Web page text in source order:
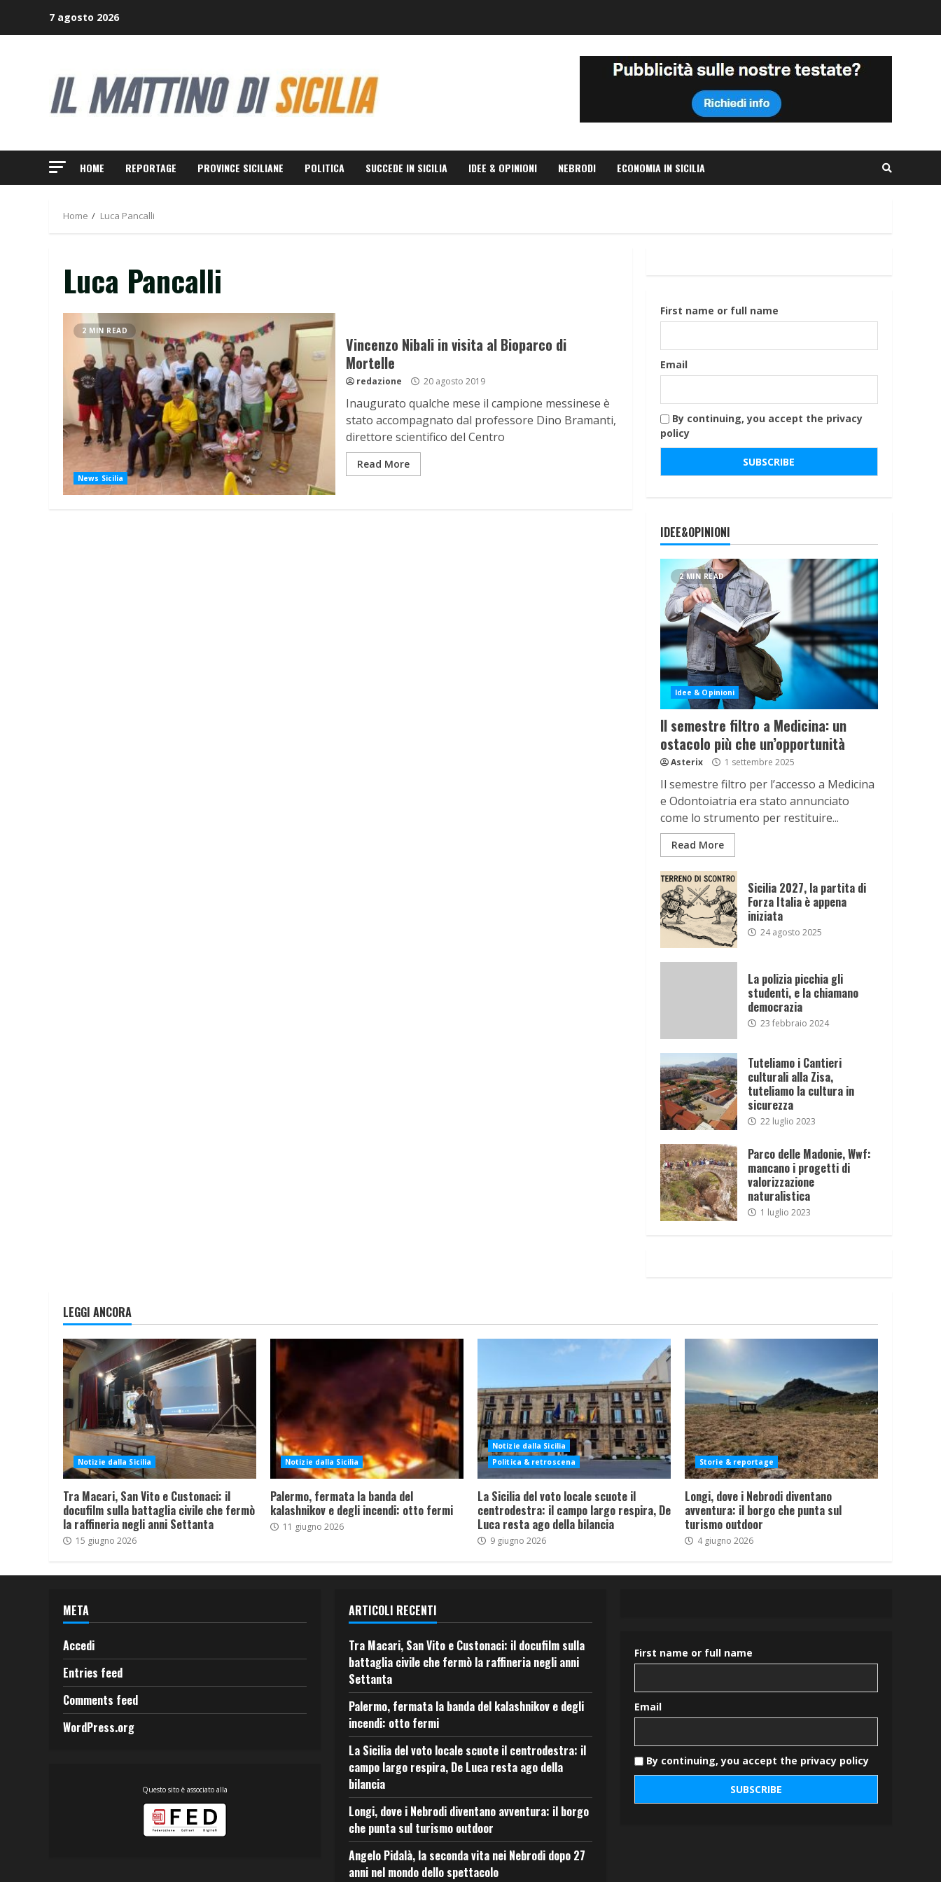
7 agosto 2026
HOME REPORTAGE PROVINCE SICILIANE POLITICA SUCCEDE IN SICILIA IDEE & OPINIONI NEBRODI ECONOMIA IN SICILIA
Home Luca Pancalli
Luca Pancalli
2 MIN READ
News Sicilia
Vincenzo Nibali in visita al Bioparco di
Mortelle
redazione 20 agosto 2019
Inaugurato qualche mese il campione messinese è
stato accompagnato dal professore Dino Bramanti,
direttore scientifico del Centro
Read More
First name or full name
Email
By continuing, you accept the privacy
policy
IDEE&OPINIONI
2 MIN READ
Idee & Opinioni
Il semestre filtro a Medicina: un
ostacolo più che un’opportunità
Asterix 1 settembre 2025
Il semestre filtro per l’accesso a Medicina
e Odontoiatria era stato annunciato
come lo strumento per restituire...
Read More
Sicilia 2027, la partita di
Forza Italia è appena
iniziata
24 agosto 2025
La polizia picchia gli
studenti, e la chiamano
democrazia
23 febbraio 2024
Tuteliamo i Cantieri
culturali alla Zisa,
tuteliamo la cultura in
sicurezza
22 luglio 2023
Parco delle Madonie, Wwf:
mancano i progetti di
valorizzazione
naturalistica
1 luglio 2023
LEGGI ANCORA
Notizie dalla Sicilia
Tra Macari, San Vito e Custonaci: il
docufilm sulla battaglia civile che fermò
la raffineria negli anni Settanta
15 giugno 2026
Notizie dalla Sicilia
Palermo, fermata la banda del
kalashnikov e degli incendi: otto fermi
11 giugno 2026
Notizie dalla Sicilia
Politica & retroscena
La Sicilia del voto locale scuote il
centrodestra: il campo largo respira, De
Luca resta ago della bilancia
9 giugno 2026
Storie & reportage
Longi, dove i Nebrodi diventano
avventura: il borgo che punta sul
turismo outdoor
4 giugno 2026
META
Accedi
Entries feed
Comments feed
WordPress.org
Questo sito è associato alla
ARTICOLI RECENTI
Tra Macari, San Vito e Custonaci: il docufilm sulla
battaglia civile che fermò la raffineria negli anni
Settanta
Palermo, fermata la banda del kalashnikov e degli
incendi: otto fermi
La Sicilia del voto locale scuote il centrodestra: il
campo largo respira, De Luca resta ago della
bilancia
Longi, dove i Nebrodi diventano avventura: il borgo
che punta sul turismo outdoor
Angelo Pidalà, la seconda vita nei Nebrodi dopo 27
anni nel mondo dello spettacolo
First name or full name
Email
By continuing, you accept the privacy policy